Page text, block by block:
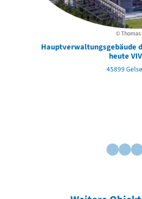
© Thomas
Hauptverwaltungsgebäude
heute
45899